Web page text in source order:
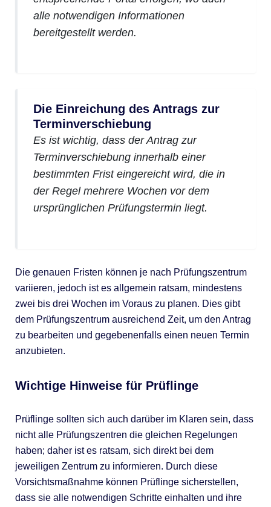
alle notwendigen Informationen
bereitgestellt werden.
Die Einreichung des Antrags zur
Terminverschiebung
Es ist wichtig, dass der Antrag zur
Terminverschiebung innerhalb einer
bestimmten Frist eingereicht wird, die in
der Regel mehrere Wochen vor dem
ursprünglichen Prüfungstermin liegt.
Die genauen Fristen können je nach Prüfungszentrum
variieren, jedoch ist es allgemein ratsam, mindestens
zwei bis drei Wochen im Voraus zu planen. Dies gibt
dem Prüfungszentrum ausreichend Zeit, um den Antrag
zu bearbeiten und gegebenenfalls einen neuen Termin
anzubieten.
Wichtige Hinweise für Prüflinge
Prüflinge sollten sich auch darüber im Klaren sein, dass
nicht alle Prüfungszentren die gleichen Regelungen
haben; daher ist es ratsam, sich direkt bei dem
jeweiligen Zentrum zu informieren. Durch diese
Vorsichtsmaßnahme können Prüflinge sicherstellen,
dass sie alle notwendigen Schritte einhalten und ihre